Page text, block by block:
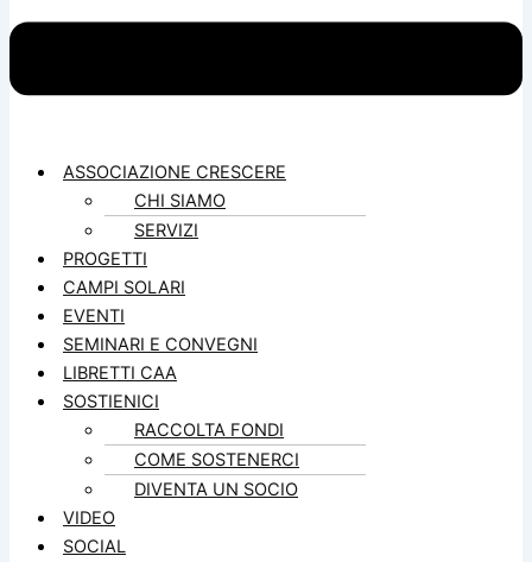
ASSOCIAZIONE CRESCERE
CHI SIAMO
SERVIZI
PROGETTI
CAMPI SOLARI
EVENTI
SEMINARI E CONVEGNI
LIBRETTI CAA
SOSTIENICI
RACCOLTA FONDI
COME SOSTENERCI
DIVENTA UN SOCIO
VIDEO
SOCIAL